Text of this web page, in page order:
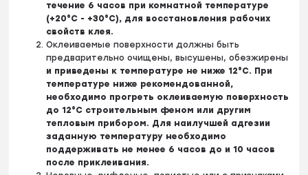
течение 6 часов при комнатной температуре
(+20°C - +30°С), для восстановления рабочих
свойств клея.
Оклеиваемые поверхности должны быть
предварительно очищены, высушены, обезжирены
и приведены к температуре не ниже 12°С. При
температуре ниже рекомендованной,
необходимо прогреть оклеиваемую поверхность
до 12°С строительным феном или другим
тепловым прибором. Для наилучшей адгезии
заданную температуру необходимо
поддерживать не менее 6 часов до и 10 часов
после приклеивания.